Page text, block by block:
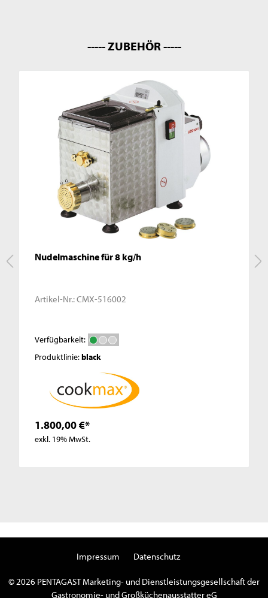
----- ZUBEHÖR -----
Nudelmaschine für 8 kg/h
Artikel-Nr.:CMX-516002
Verfügbarkeit:
Produktlinie:black
1.800,00 €*
exkl. 19% MwSt.
© 2026 PENTAGAST Marketing- und Dienstleistungsgesellschaft der
Gastronomie- und Großküchenausstatter eG
Impressum Datenschutz